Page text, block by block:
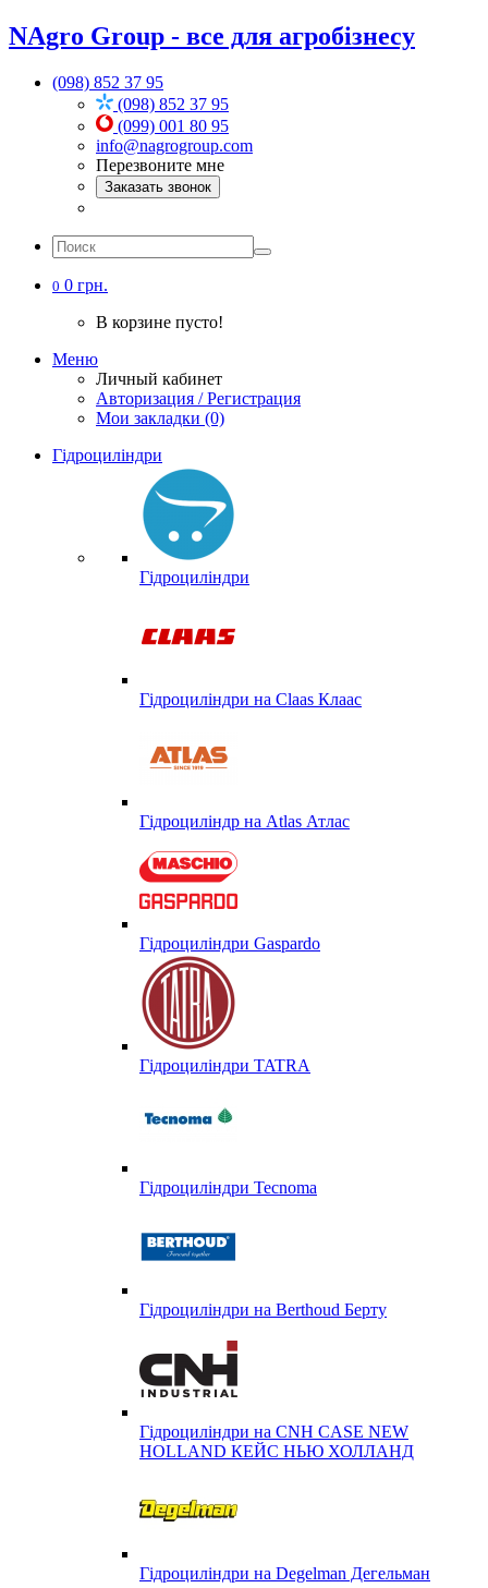
NAgro Group - все для агробізнесу
(098) 852 37 95
(098) 852 37 95
(099) 001 80 95
info@nagrogroup.com
Перезвоните мне
Заказать звонок
0 0 грн.
В корзине пусто!
Меню
Личный кабинет
Авторизация / Регистрация
Мои закладки (0)
Гідроциліндри
Гідроциліндри
Гідроциліндри на Claas Клаас
Гідроциліндр на Atlas Атлас
Гідроциліндри Gaspardo
Гідроциліндри TATRA
Гідроциліндри Tecnoma
Гідроциліндри на Berthoud Берту
Гідроциліндри на CNH CASE NEW
HOLLAND КЕЙС НЬЮ ХОЛЛАНД
Гідроциліндри на Degelman Дегельман